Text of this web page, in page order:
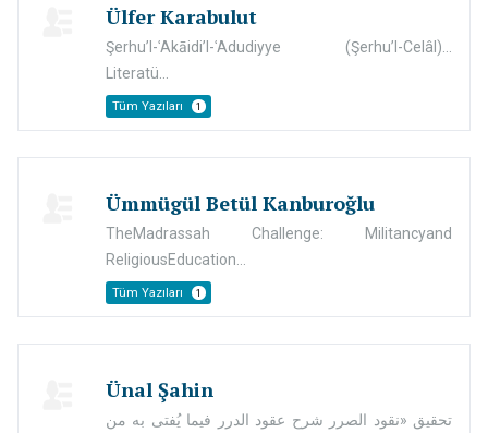
Ülfer Karabulut
Şerhu’l-ʿAkāidi’l-ʿAdudiyye (Şerhu’l-Celâl)...
Literatü...
Tüm Yazıları 1
Ümmügül Betül Kanburoğlu
TheMadrassah Challenge: Militancyand
ReligiousEducation...
Tüm Yazıları 1
Ünal Şahin
تحقيق «نقود الصرر شرح عقود الدرر فيما يُفتى به من